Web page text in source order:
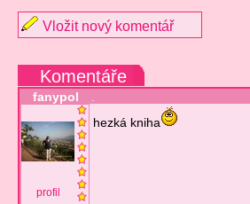
Vložit nový komentář
Komentáře
fanypol
profil
hezká kniha